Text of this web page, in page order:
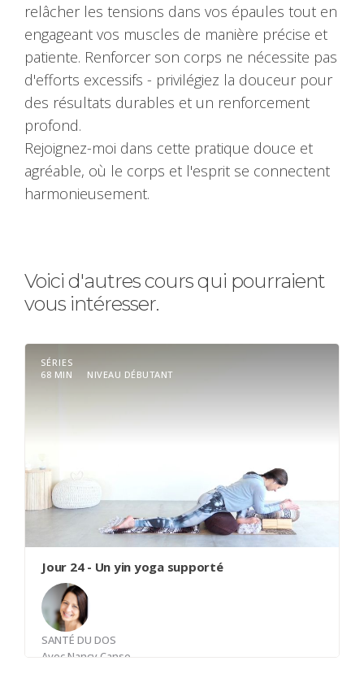
relâcher les tensions dans vos épaules tout en
engageant vos muscles de manière précise et
patiente. Renforcer son corps ne nécessite pas
d'efforts excessifs - privilégiez la douceur pour
des résultats durables et un renforcement
profond.
Rejoignez-moi dans cette pratique douce et
agréable, où le corps et l'esprit se connectent
harmonieusement.
Voici d'autres cours qui pourraient
vous intéresser.
SÉRIES
68 MIN
NIVEAU DÉBUTANT
Jour 24 - Un yin yoga supporté
SANTÉ DU DOS
AvecNancy Canse